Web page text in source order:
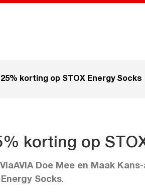
korting op STOX Energy Socks
korting op
ViaAVIA Doe Mee en Maak Kans-
Socks.